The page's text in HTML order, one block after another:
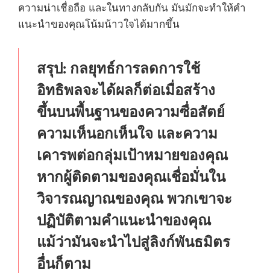
ความน่าเชื่อถือ และในทางกลับกัน มันมักจะทำให้คำ
แนะนำของคุณโน้มน้าวใจได้มากขึ้น
สรุป: กลยุทธ์การลดการใช้
อิทธิพลจะได้ผลก็ต่อเมื่อสร้าง
ขึ้นบนพื้นฐานของความซื่อสัตย์
ความเห็นอกเห็นใจ และความ
เคารพต่อกลุ่มเป้าหมายของคุณ
หากผู้ติดตามของคุณเชื่อมั่นใน
วิจารณญาณของคุณ พวกเขาจะ
ปฏิบัติตามคำแนะนำของคุณ
แม้ว่ามันจะนำไปสู่ลิงก์พันธมิตร
อื่นก็ตาม